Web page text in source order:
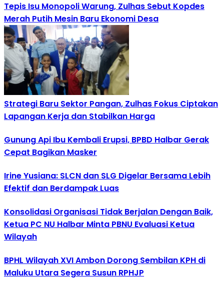
Tepis Isu Monopoli Warung, Zulhas Sebut Kopdes
Merah Putih Mesin Baru Ekonomi Desa
Strategi Baru Sektor Pangan, Zulhas Fokus Ciptakan
Lapangan Kerja dan Stabilkan Harga
Gunung Api Ibu Kembali Erupsi, BPBD Halbar Gerak
Cepat Bagikan Masker
Irine Yusiana: SLCN dan SLG Digelar Bersama Lebih
Efektif dan Berdampak Luas
Konsolidasi Organisasi Tidak Berjalan Dengan Baik,
Ketua PC NU Halbar Minta PBNU Evaluasi Ketua
Wilayah
BPHL Wilayah XVI Ambon Dorong Sembilan KPH di
Maluku Utara Segera Susun RPHJP